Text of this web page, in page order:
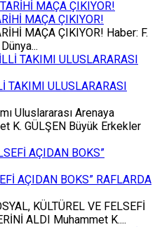
MAÇA ÇIKIYOR!
MAÇA ÇIKIYOR! Haber: F.
TAKIMI ULUSLARARASI
Uluslararası Arenaya
K. GÜLŞEN Büyük Erkekler
AÇIDAN BOKS” RAFLARDA
KÜLTÜREL VE FELSEFİ
ALDI Muhammet K....